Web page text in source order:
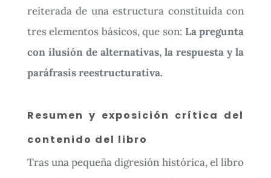
reiterada de una estructura constituida con
tres elementos básicos, que son: La pregunta
con ilusión de alternativas, la respuesta y la
paráfrasis reestructurativa.
Resumen y exposición crítica del
contenido del libro
Tras una pequeña digresión histórica, el libro